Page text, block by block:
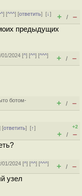
] [^^^] [ответить][↓]
+ / –
предыдущих
01/2024 [^] [^^] [^^^]
+ / –
ботом-
+ / –
[ответить][↑]
+2
+ / –
01/2024 [^] [^^] [^^^]
+ / –
узел